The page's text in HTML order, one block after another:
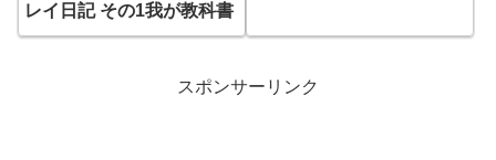
レイ日記 その1我が教科書
スポンサーリンク